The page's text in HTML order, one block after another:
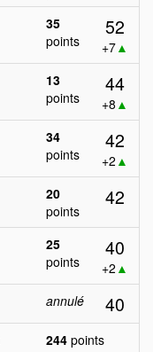
35
points
52
+7▲
13
points
44
+8 ▲
34
points
42
+2 ▲
20
points
42
25
points
40
+2 ▲
annulé 40
244 points